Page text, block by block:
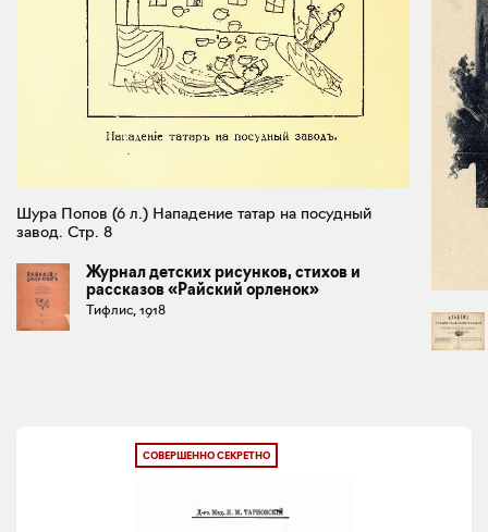
Шура Попов (6 л.) Нападение татар на посудный
завод. Стр. 8
Журнал детских рисунков, стихов и
рассказов «Райский орленок»
Тифлис, 1918
СОВЕРШЕННО СЕКРЕТНО